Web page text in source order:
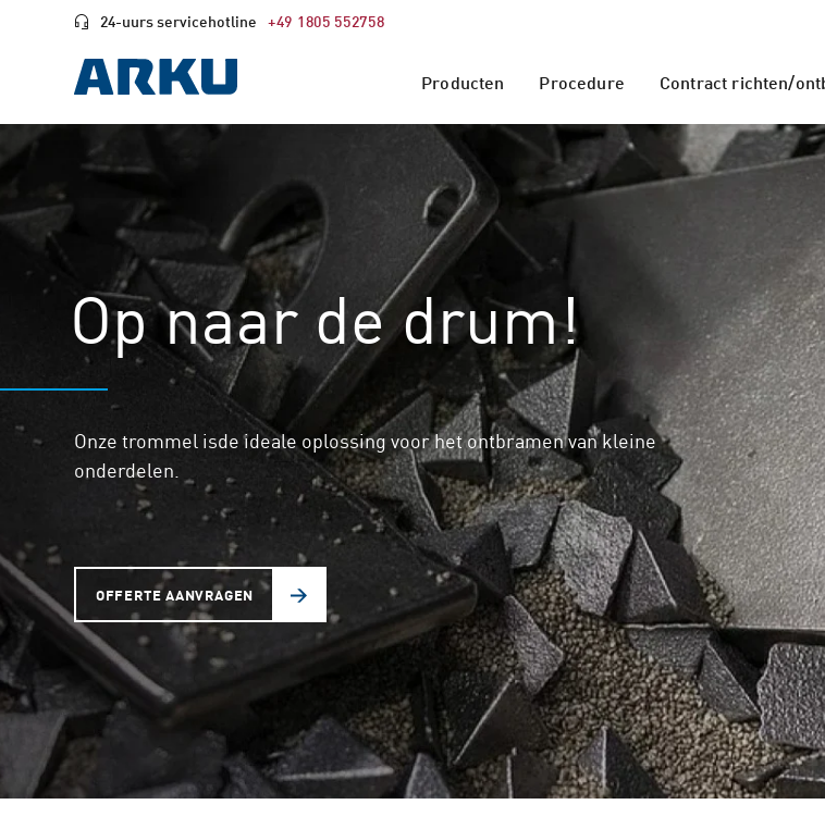
24-uurs servicehotline +49 1805 552758
Producten Procedure Contract richten/
Op naar de drum!
Onze trommel isde ideale oplossing voor het ontbramen van kleine
onderdelen.
OFFERTE AANVRAGEN